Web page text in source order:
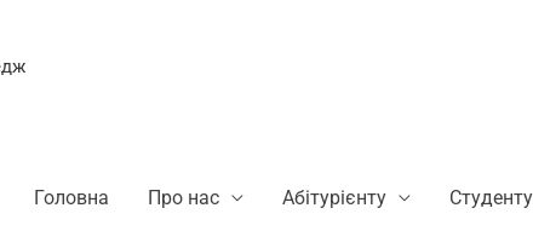
Головна Про нас Абітурієнту Студенту